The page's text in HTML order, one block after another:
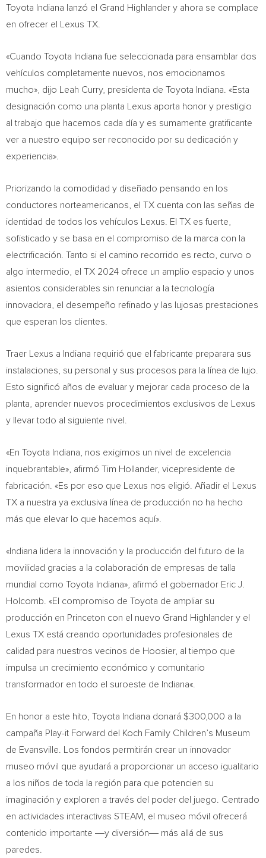
Toyota Indiana lanzó el Grand Highlander y ahora se complace
en ofrecer el Lexus TX.
«Cuando Toyota Indiana fue seleccionada para ensamblar dos
vehículos completamente nuevos, nos emocionamos
mucho», dijo
Leah Curry, presidenta de Toyota Indiana. «Esta
designación como una planta Lexus aporta honor y prestigio
al trabajo que hacemos cada día y es sumamente gratificante
ver a nuestro equipo ser reconocido por su dedicación y
experiencia».
Priorizando la comodidad y diseñado pensando en los
conductores norteamericanos, el TX cuenta con las señas de
identidad de todos los vehículos Lexus. El TX es fuerte,
sofisticado y se basa en el compromiso de la marca con la
electrificación. Tanto si el camino recorrido es recto, curvo o
algo intermedio, el TX 2024 ofrece un amplio espacio y unos
asientos considerables sin renunciar a la tecnología
innovadora, el desempeño refinado y las lujosas prestaciones
que esperan los clientes.
Traer Lexus a Indiana requirió que el fabricante preparara sus
instalaciones, su personal y sus procesos para la línea de lujo.
Esto significó años de evaluar y mejorar cada proceso de la
planta, aprender nuevos procedimientos exclusivos de Lexus
y llevar todo al siguiente nivel.
«En Toyota Indiana, nos exigimos un nivel de excelencia
inquebrantable», afirmó Tim Hollander, vicepresidente de
fabricación. «Es por eso que Lexus nos eligió. Añadir el Lexus
TX a nuestra ya exclusiva línea de producción no ha hecho
más que elevar lo que hacemos aquí».
« Indiana lidera la innovación y la producción del futuro de la
movilidad gracias a la colaboración de empresas de talla
mundial como Toyota Indiana», afirmó el gobernador Eric J.
Holcomb . «El compromiso de Toyota de ampliar su
producción en Princeton con el nuevo Grand Highlander y el
Lexus TX está creando oportunidades profesionales de
calidad para nuestros vecinos de Hoosier, al tiempo que
impulsa un crecimiento económico y comunitario
transformador en todo el suroeste de Indiana«.
En honor a este hito, Toyota Indiana donará $300,000 a la
campaña Play-it Forward del Koch Family Children’s Museum
de Evansville . Los fondos permitirán crear un innovador
museo móvil que ayudará a proporcionar un acceso igualitario
a los niños de toda la región para que potencien su
imaginación y exploren a través del poder del juego. Centrado
en actividades interactivas STEAM, el museo móvil ofrecerá
contenido importante ―y diversión― más allá de sus
paredes.